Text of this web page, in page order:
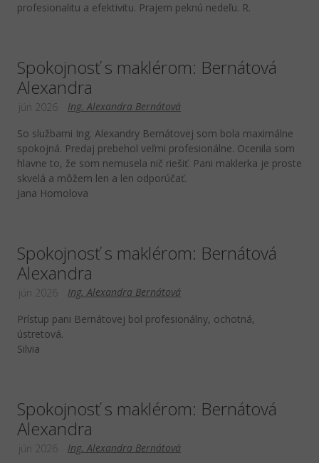
profesionalitu a efektivitu. Prajem peknú nedeľu. R.
Spokojnosť s maklérom: Bernátová
Alexandra
Ing. Alexandra Bernátová
jún 2026
So službami Ing. Alexandry Bernátovej som bola maximálne
spokojná. Predaj prebehol veľmi profesionálne. Ocenila som
hlavne to, že som nemusela nič riešiť. Pani maklerka je proste
skvelá a môžem len a len odporúčať.
Jana Homolova
Spokojnosť s maklérom: Bernátová
Alexandra
Ing. Alexandra Bernátová
jún 2026
Prístup pani Bernátovej bol profesionálny, ochotná,
ústretová.
Silvia
Spokojnosť s maklérom: Bernátová
Alexandra
Ing. Alexandra Bernátová
jún 2026